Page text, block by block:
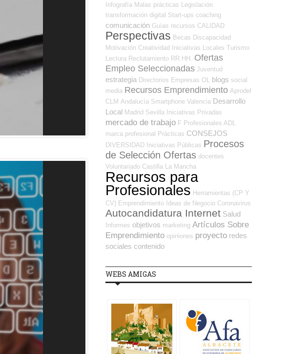
Infografía Malas prácticas
Legislación
transformación digital Start-ups coaching
comunicación Guías recursos CALIDAD
Perspectivas Becas Discapacidad
Motivación Creatividad Iniciativas Locales Turismo
Lectura Reclutamiento RR.HH.
Ofertas
Empleo Seleccionadas Juventud
estrategia Directorios Empresas OL blogs social
media Recursos Emprendimiento Aprodel
CLM Andalucía Smartphone Valencia Desarrollo
Local Madrid Sevilla Iniciativas Privadas
mercado de trabajo F Profesionales ADL
marca profesional
Prácticas CONSEJOS
DIVERSIDAD Iniciativas Públicas Procesos
de Selección Ofertas docentes
Voluntariado Castilla La Mancha
Recursos para
Profesionales Herramientas (CP Y
CV) Emprendimiento Ideas de Negocio Coronavirus
Autocandidatura Internet Salud
Informes objetivos marketing Artículos Sobre
Emprendimiento opiniones proyecto redes
sociales contenido
WEBS AMIGAS